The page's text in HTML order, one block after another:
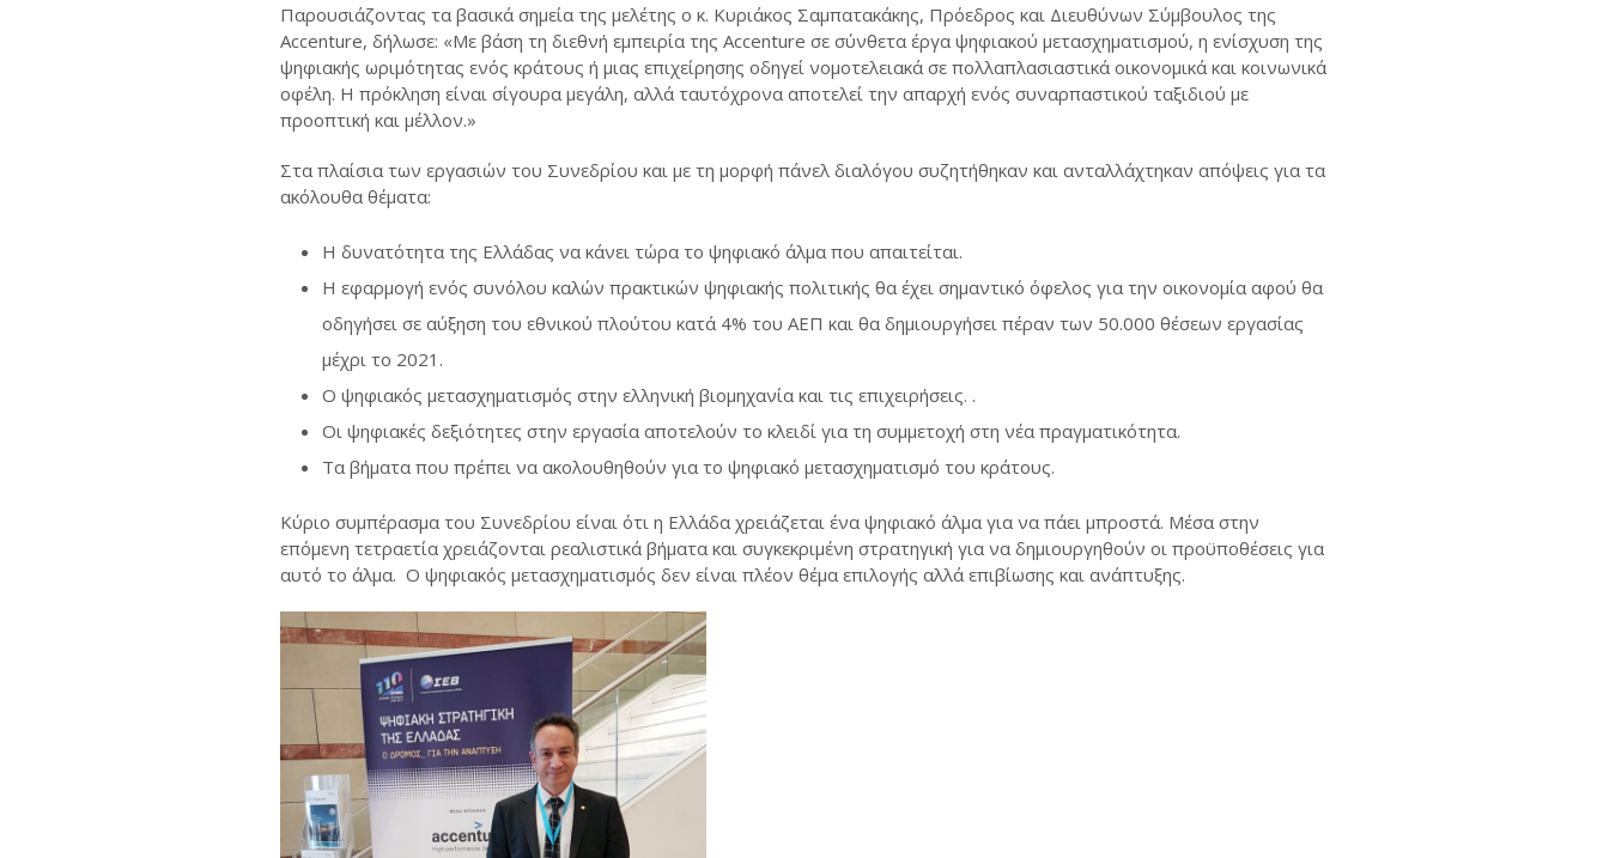
Παρουσιάζοντας τα βασικά σημεία της μελέτης ο κ. Κυριάκος Σαμπατακάκης, Πρόεδρος και Διευθύνων Σύμβουλος της
Accenture, δήλωσε: «Με βάση τη διεθνή εμπειρία της Accenture σε σύνθετα έργα ψηφιακού μετασχηματισμού, η ενίσχυση της
ψηφιακής ωριμότητας ενός κράτους ή μιας επιχείρησης οδηγεί νομοτελειακά σε πολλαπλασιαστικά οικονομικά και κοινωνικά
οφέλη. Η πρόκληση είναι σίγουρα μεγάλη, αλλά ταυτόχρονα αποτελεί την απαρχή ενός συναρπαστικού ταξιδιού με
προοπτική και μέλλον.»
Στα πλαίσια των εργασιών του Συνεδρίου και με τη μορφή πάνελ διαλόγου συζητήθηκαν και ανταλλάχτηκαν απόψεις για τα
ακόλουθα θέματα:
Η δυνατότητα της Ελλάδας να κάνει τώρα το ψηφιακό άλμα που απαιτείται.
Η εφαρμογή ενός συνόλου καλών πρακτικών ψηφιακής πολιτικής θα έχει σημαντικό όφελος για την οικονομία αφού θα
οδηγήσει σε αύξηση του εθνικού πλούτου κατά 4% του ΑΕΠ και θα δημιουργήσει πέραν των 50.000 θέσεων εργασίας
μέχρι το 2021.
Ο ψηφιακός μετασχηματισμός στην ελληνική βιομηχανία και τις επιχειρήσεις. .
Οι ψηφιακές δεξιότητες στην εργασία αποτελούν το κλειδί για τη συμμετοχή στη νέα πραγματικότητα.
Τα βήματα που πρέπει να ακολουθηθούν για το ψηφιακό μετασχηματισμό του κράτους.
Κύριο συμπέρασμα του Συνεδρίου είναι ότι η Ελλάδα χρειάζεται ένα ψηφιακό άλμα για να πάει μπροστά. Μέσα στην
επόμενη τετραετία χρειάζονται ρεαλιστικά βήματα και συγκεκριμένη στρατηγική για να δημιουργηθούν οι προϋποθέσεις για
αυτό το άλμα. Ο ψηφιακός μετασχηματισμός δεν είναι πλέον θέμα επιλογής αλλά επιβίωσης και ανάπτυξης.